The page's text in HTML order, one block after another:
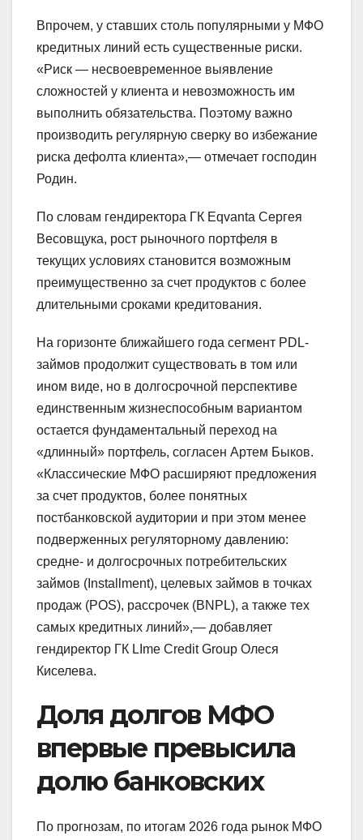
Впрочем, у ставших столь популярными у МФО
кредитных линий есть существенные риски.
«Риск — несвоевременное выявление
сложностей у клиента и невозможность им
выполнить обязательства. Поэтому важно
производить регулярную сверку во избежание
риска дефолта клиента»,— отмечает господин
Родин.
По словам гендиректора ГК Eqvanta Сергея
Весовщука, рост рыночного портфеля в
текущих условиях становится возможным
преимущественно за счет продуктов с более
длительными сроками кредитования.
На горизонте ближайшего года сегмент PDL-
займов продолжит существовать в том или
ином виде, но в долгосрочной перспективе
единственным жизнеспособным вариантом
остается фундаментальный переход на
«длинный» портфель, согласен Артем Быков.
«Классические МФО расширяют предложения
за счет продуктов, более понятных
постбанковской аудитории и при этом менее
подверженных регуляторному давлению:
средне- и долгосрочных потребительских
займов (Installment), целевых займов в точках
продаж (POS), рассрочек (BNPL), а также тех
самых кредитных линий»,— добавляет
гендиректор ГК LIme Credit Group Олеся
Киселева.
Доля долгов МФО
впервые превысила
долю банковских
По прогнозам, по итогам 2026 года рынок МФО